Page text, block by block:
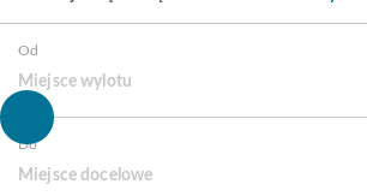
Od
Miejsce wylotu
Do
Miejsce docelowe